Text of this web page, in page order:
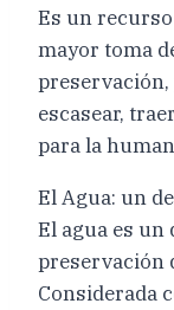
Es un
mayor toma
preservación,
escasear,
para la
El Agua: un
El agua es
preservación
Considerada